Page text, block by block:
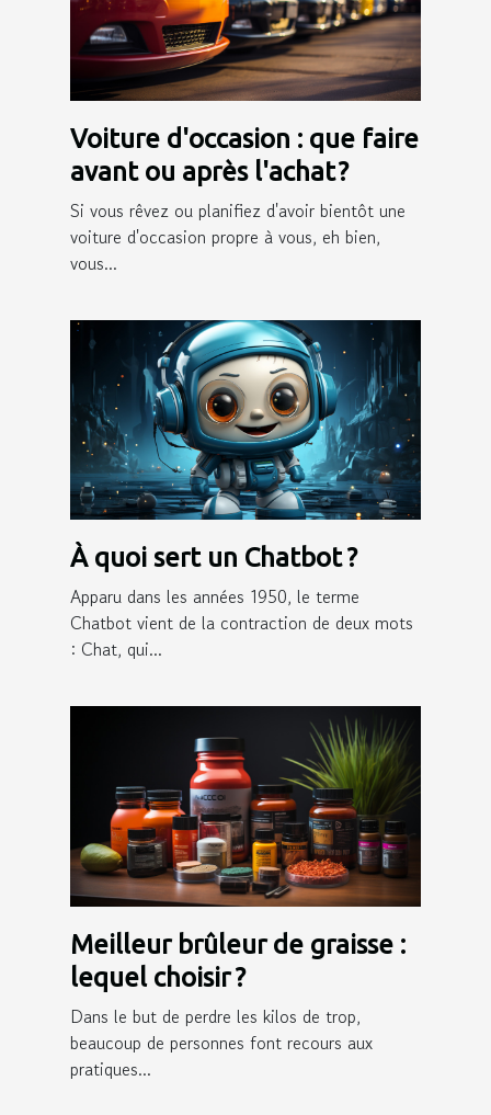
Voiture d'occasion : que faire
avant ou après l'achat ?
Si vous rêvez ou planifiez d'avoir bientôt une
voiture d'occasion propre à vous, eh bien,
vous...
À quoi sert un Chatbot ?
Apparu dans les années 1950, le terme
Chatbot vient de la contraction de deux mots
: Chat, qui...
Meilleur brûleur de graisse :
lequel choisir ?
Dans le but de perdre les kilos de trop,
beaucoup de personnes font recours aux
pratiques...